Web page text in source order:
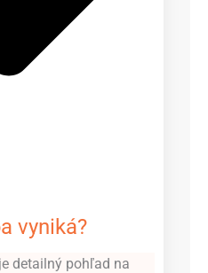
vyniká?
detailný pohľad na